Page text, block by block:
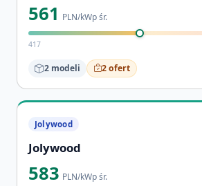
561 PLN/kWp śr.
417
2 modeli 2 ofert
Jolywood
583 PLN/kWp śr.